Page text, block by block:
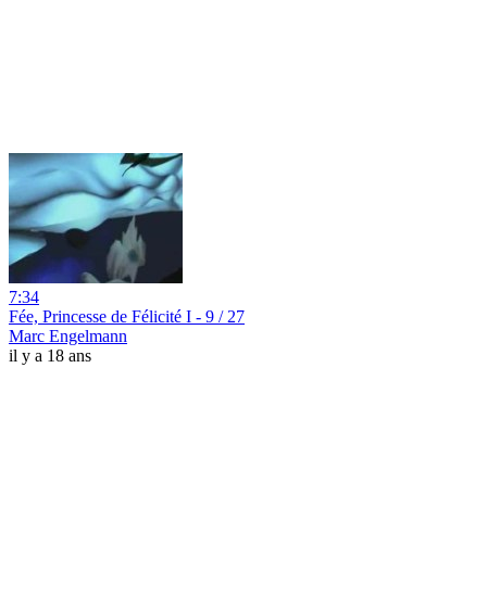
7:34
Fée, Princesse de Félicité I - 9 / 27
Marc Engelmann
il y a 18 ans